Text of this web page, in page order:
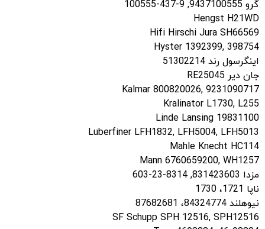
گرو 9437100555, 9-437-100555
Hengst H21WD
Hifi Hirschi Jura SH66569
Hyster 1392399, 398754
اینگرسول رند 51302214
جان دیر RE25045
Kalmar 800820026, 9231090717
Kralinator L1730, L255
Linde Lansing 19831100
Luberfiner LFH1832, LFH5004, LFH5013
Mahle Knecht HC114
Mann 6760659200, WH1257
مزدا 831423603, 8314-23-603
ناپا 1721، 1730
نیوهلند 84324774، 87682681
SF Schupp SPH 12516, SPH12516